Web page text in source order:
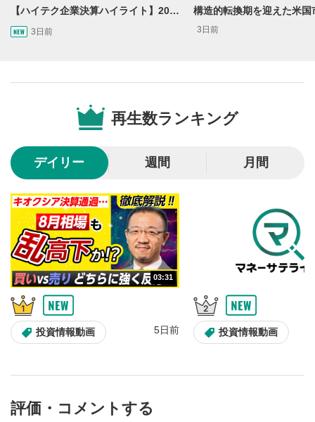
一時停止します。
2
再生/一時停止
動画を再生または一時停止します。
10秒戻し/10秒送り
10秒、動画を巻き戻し/早送りします。
シークバー
再生位置を示しています。再生したい位置をクリック
するとその位置から動画が再生されます。
6
画質/再生速度の設定
画質の選択/再生速度の変更ができます。
7
音量調整
スライダーを上下すると音量が調整できます。
8
全画面表示
【ハイテク企業決算ハイライト】2027年分のメモリに売切れ報道!?＜米国マーケットダイジェスト8/5号＞
3日前 3日前
再生数ランキング
デイリー 週間 月間
03:31
投資情報動画 5日前 投資情報動画
評価・コメントする